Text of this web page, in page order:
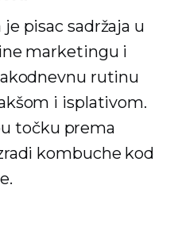
pisac sadržaja u
marketingu i
rutinu
i isplativom.
točku prema
kombuche kod